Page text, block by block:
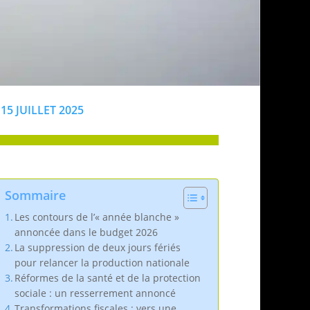
15 JUILLET 2025
Sommaire
Les contours de l’« année blanche »
annoncée dans le budget 2026
La suppression de deux jours fériés
pour relancer la production nationale
Réformes de la santé et de la protection
sociale : un resserrement annoncé